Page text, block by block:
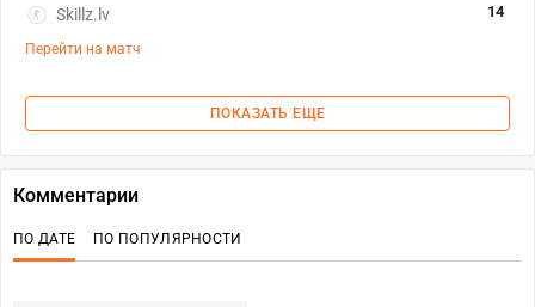
Skillz.lv
14
Перейти на матч
ПОКАЗАТЬ ЕЩЕ
Комментарии
ПО ДАТЕ ПО ПОПУЛЯРНОСТИ